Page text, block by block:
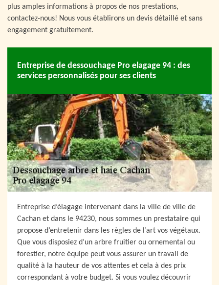
plus amples informations à propos de nos prestations,
contactez-nous! Nous vous établirons un devis détaillé et sans
engagement gratuitement.
Entreprise de dessouchage Pro elagage 94 : des
services personnalisés pour ses clients
Entreprise d’élagage intervenant dans la ville de ville de
Cachan et dans le 94230, nous sommes un prestataire qui
propose d’entretenir dans les règles de l’art vos végétaux.
Que vous disposiez d’un arbre fruitier ou ornemental ou
forestier, notre équipe peut vous assurer un travail de
qualité à la hauteur de vos attentes et cela à des prix
correspondant à votre budget. Si vous voulez découvrir